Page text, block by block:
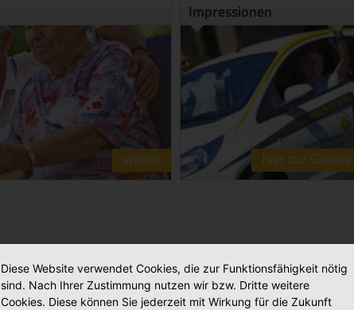
weiter
Impressionen
hier zur Galerie
Diese Website verwendet Cookies, die zur Funktionsfähigkeit nötig
sind. Nach Ihrer Zustimmung nutzen wir bzw. Dritte weitere
Cookies. Diese können Sie jederzeit mit Wirkung für die Zukunft